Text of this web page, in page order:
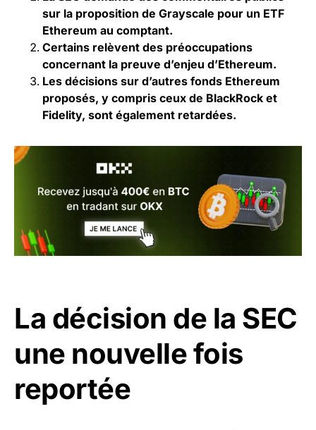
sur la proposition de Grayscale pour un ETF
Ethereum au comptant.
Certains relèvent des préoccupations
concernant la preuve d’enjeu d’Ethereum.
Les décisions sur d’autres fonds Ethereum
proposés, y compris ceux de BlackRock et
Fidelity, sont également retardées.
La décision de la SEC
une nouvelle fois
reportée